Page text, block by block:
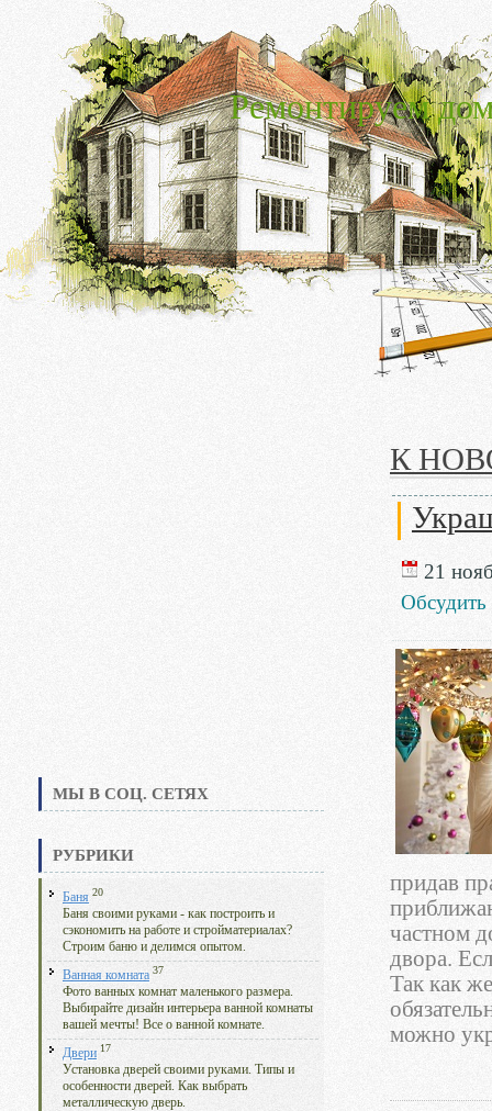
Ремонтируем
МЫ В СОЦ. СЕТЯХ
РУБРИКИ
Баня 20
Баня своими руками - как построить и
сэкономить на работе и стройматериалах?
Строим баню и делимся опытом.
Ванная комната 37
Фото ванных комнат маленького размера.
Выбирайте дизайн интерьера ванной комнаты
вашей мечты! Все о ванной комнате.
Двери 17
Установка дверей своими руками. Типы и
особенности дверей. Как выбрать
металлическую дверь.
К
21
Обсудить
придав
частном
двора.
Так как
можно